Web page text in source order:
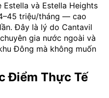
và Estella Heights
triệu/tháng — cao
Đây là lý do Cantavil
gia nước ngoài và
Đông mà không muốn
Điểm Thực Tế